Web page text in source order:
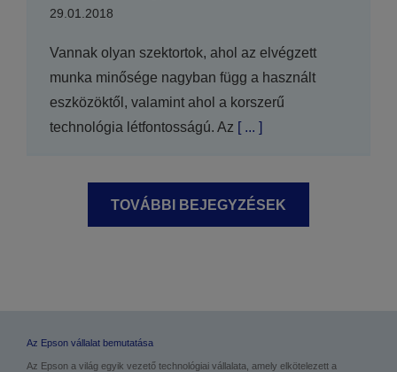
29.01.2018
Vannak olyan szektortok, ahol az elvégzett
munka minősége nagyban függ a használt
eszközöktől, valamint ahol a korszerű
technológia létfontosságú. Az [ ... ]
TOVÁBBI BEJEGYZÉSEK
Az Epson vállalat bemutatása
Az Epson a világ egyik vezető technológiai vállalata, amely elkötelezett a